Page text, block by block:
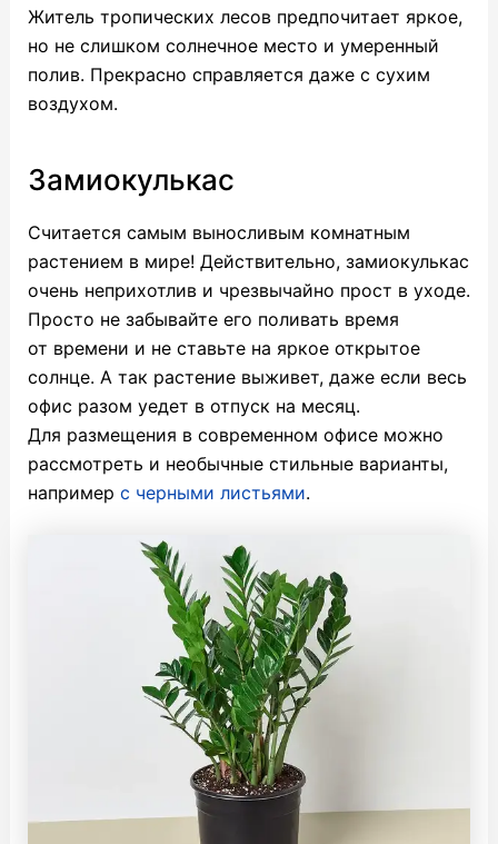
Житель тропических лесов предпочитает яркое,
но не слишком солнечное место и умеренный
полив. Прекрасно справляется даже с сухим
воздухом.
Замиокулькас
Считается самым выносливым комнатным
растением в мире! Действительно, замиокулькас
очень неприхотлив и чрезвычайно прост в уходе.
Просто не забывайте его поливать время
от времени и не ставьте на яркое открытое
солнце. А так растение выживет, даже если весь
офис разом уедет в отпуск на месяц.
Для размещения в современном офисе можно
рассмотреть и необычные стильные варианты,
например с черными листьями.